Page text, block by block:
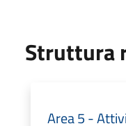
Struttura
Area 5 -